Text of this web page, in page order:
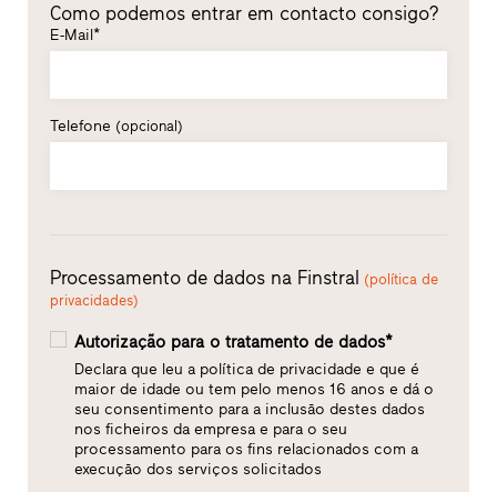
Como podemos entrar em contacto consigo?
E-Mail*
Telefone (opcional)
Processamento de dados na Finstral (política de
privacidades)
Autorização para o tratamento de dados*
Declara que leu a política de privacidade e que é
maior de idade ou tem pelo menos 16 anos e dá o
seu consentimento para a inclusão destes dados
nos ficheiros da empresa e para o seu
processamento para os fins relacionados com a
execução dos serviços solicitados